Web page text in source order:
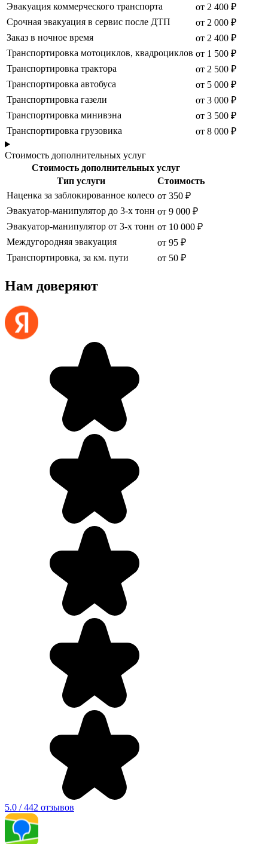
Эвакуация коммерческого транспорта
от 2 400 ₽
Срочная эвакуация в сервис после ДТП
от 2 000 ₽
Заказ в ночное время
от 2 400 ₽
Транспортировка мотоциклов, квадроциклов от 1 500 ₽
Транспортировка трактора
от 2 500 ₽
Транспортировка автобуса
от 5 000 ₽
Транспортировка газели
от 3 000 ₽
Транспортировка минивэна
от 3 500 ₽
Транспортировка грузовика
от 8 000 ₽
Стоимость дополнительных услуг
Стоимость дополнительных услуг
Тип услуги
Стоимость
Наценка за заблокированное колесо от 350 ₽
Эвакуатор-манипулятор до 3-х тонн от 9 000 ₽
Эвакуатор-манипулятор от 3-х тонн от 10 000 ₽
Междугородняя эвакуация
от 95 ₽
Транспортировка, за км. пути
от 50 ₽
Нам доверяют
5.0 / 442 отзывов